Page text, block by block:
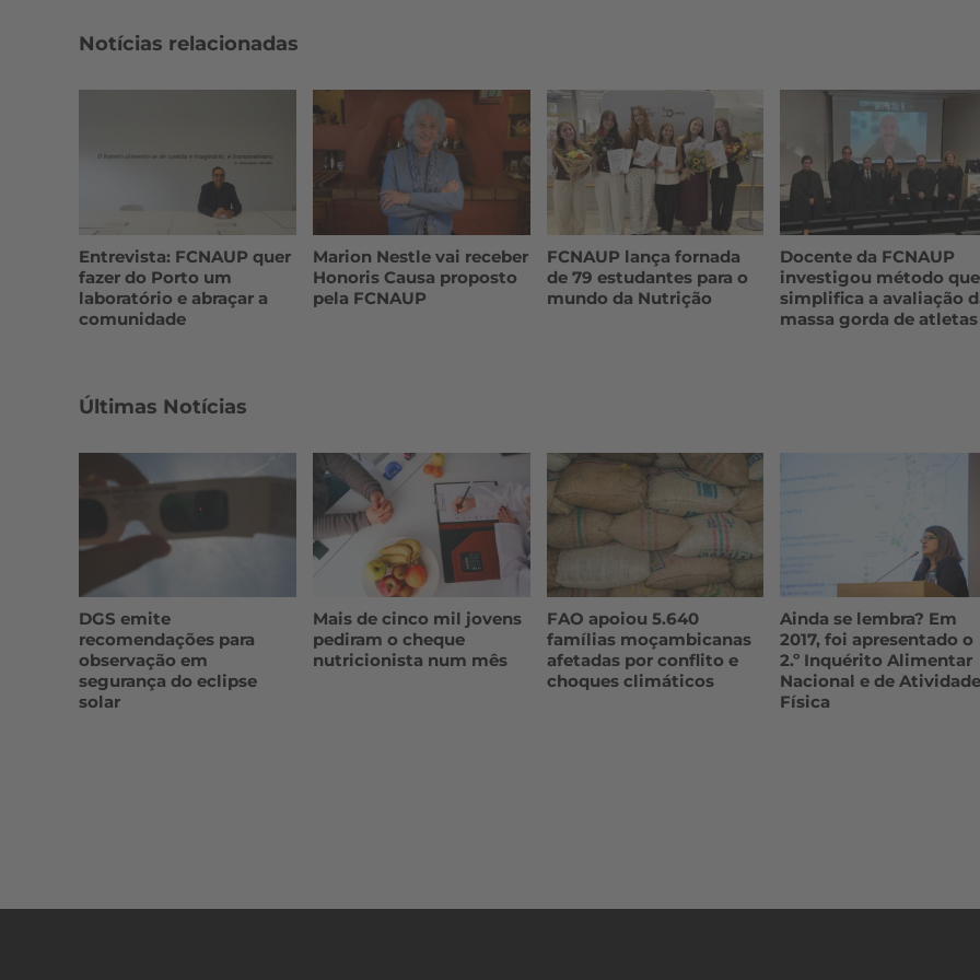
Notícias relacionadas
Entrevista: FCNAUP quer
fazer do Porto um
laboratório e abraçar a
comunidade
Marion Nestle vai receber
Honoris Causa proposto
pela FCNAUP
FCNAUP lança fornada
de 79 estudantes para o
mundo da Nutrição
Docente da FCNAUP
investigou método que
simplifica a avaliação
massa gorda de atletas
Últimas Notícias
DGS emite
recomendações para
observação em
segurança do eclipse
solar
Mais de cinco mil jovens
pediram o cheque
nutricionista num mês
FAO apoiou 5.640
famílias moçambicanas
afetadas por conflito e
choques climáticos
Ainda se lembra? Em
2017, foi apresentado o
2.º Inquérito Alimentar
Nacional e de
Física